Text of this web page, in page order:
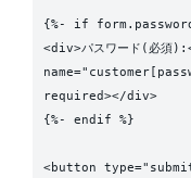
{%- if
<div>パスワード(必
required></div>
{%- endif %}
<button